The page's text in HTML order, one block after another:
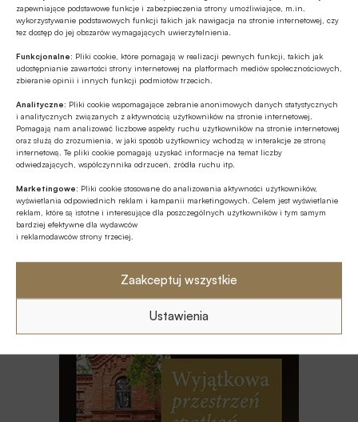
zapewniające podstawowe funkcje i zabezpieczenia strony umożliwiające, m.in.
wykorzystywanie podstawowych funkcji takich jak nawigacja na stronie internetowej, czy
tez dostęp do jej obszarów wymagających uwierzytelnienia.
Funkcjonalne: Pliki cookie, które pomagają w realizacji pewnych funkcji, takich jak
udostępnianie zawartości strony internetowej na platformach mediów społecznościowych,
zbieranie opinii i innych funkcji podmiotów trzecich.
Analityczne: Pliki cookie wspomagające zebranie anonimowych danych statystycznych
i analitycznych związanych z aktywnością użytkowników na stronie internetowej.
Pomagają nam analizować liczbowe aspekty ruchu użytkowników na stronie internetowej
oraz służą do zrozumienia, w jaki sposób użytkownicy wchodzą w interakcje ze stroną
internetową. Te pliki cookie pomagają uzyskać informacje na temat liczby
odwiedzających, współczynnika odrzuceń, źródła ruchu itp.
Marketingowe: Pliki cookie stosowane do analizowania aktywności użytkowników,
wyświetlania odpowiednich reklam i kampanii marketingowych. Celem jest wyświetlanie
reklam, które są istotne i interesujące dla poszczególnych użytkowników i tym samym
bardziej efektywne dla wydawców
i reklamodawców strony trzeciej.
Zaakceptuj wszystkie
Ustawienia
Z RYNKU FINANSOWEGO
Konieczna zmiana sposobu
finansowania potrzeb polskich sił
zbrojnych
Pierwsza emisja BGK obligacji z POLSTR
Z RYNKU FINANSOWEGO
Edukacja finansowa: nowe inicjatywy KE
w ramach strategii unijnej
roku